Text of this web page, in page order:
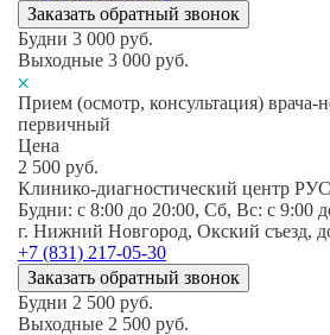
Заказать обратный звонок
Будни 3 000 руб.
Выходные 3 000 руб.
Прием (осмотр, консультация) врача-
первичный
Цена
2 500 руб.
Клинико-диагностический центр
Будни: c 8:00 до 20:00, Сб, Вс: c 9:00
г. Нижний Новгород, Окский съезд,
+7 (831) 217-05-30
Заказать обратный звонок
Будни 2 500 руб.
Выходные 2 500 руб.